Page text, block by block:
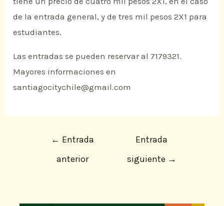
de la entrada general, y de tres mil pesos 2X1 para
estudiantes.
Las entradas se pueden reservar al 7179321.
Mayores informaciones en
santiagocitychile@gmail.com
← Entrada
anterior
Entrada
siguiente →